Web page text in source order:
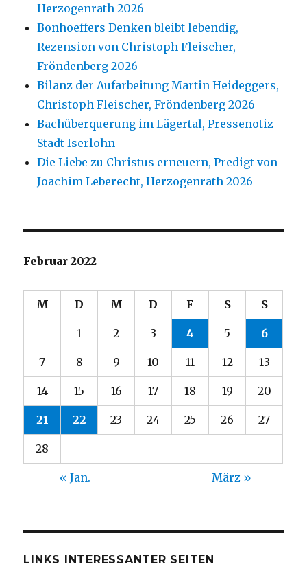
Herzogenrath 2026
Bonhoeffers Denken bleibt lebendig,
Rezension von Christoph Fleischer,
Fröndenberg 2026
Bilanz der Aufarbeitung Martin Heideggers,
Christoph Fleischer, Fröndenberg 2026
Bachüberquerung im Lägertal, Pressenotiz
Stadt Iserlohn
Die Liebe zu Christus erneuern, Predigt von
Joachim Leberecht, Herzogenrath 2026
Februar 2022
M D M D F S S
1 2 3 4 5 6
7 8 9 10 11 12 13
14 15 16 17 18 19 20
21 22 23 24 25 26 27
28
« Jan. März »
LINKS INTERESSANTER SEITEN